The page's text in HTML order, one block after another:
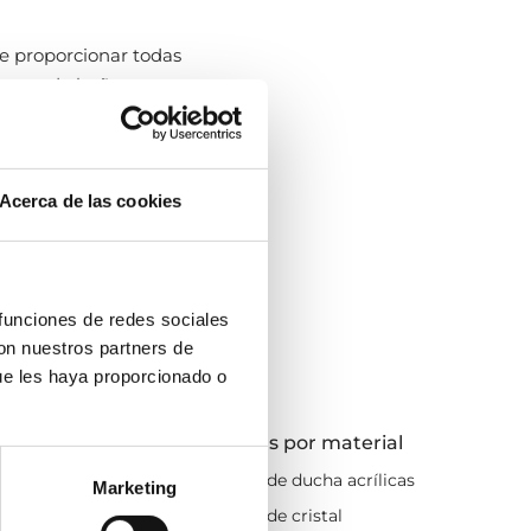
Acerca de las cookies
de redes sociales
nuestros partners de
les haya proporcionado o
Marketing
proporcionar todas
de baño como
Doccia
de lo más amplio a
aseosin tener que
obstáculos al entrar.
totalmente el
de resbalones. Por si
muy
muy
accesible,
medidas Mamparas por material
Mamparas de ducha acrílicas
Mamparas de cristal